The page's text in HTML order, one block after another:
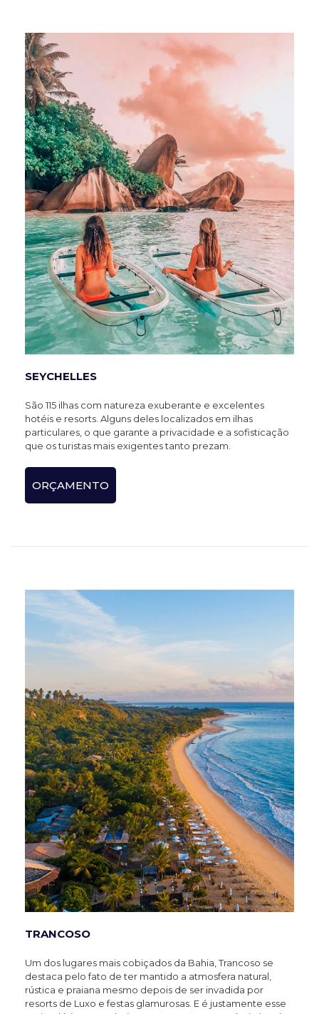
SEYCHELLES
São 115 ilhas com natureza exuberante e excelentes
hotéis e resorts. Alguns deles localizados em ilhas
particulares, o que garante a privacidade e a sofisticação
que os turistas mais exigentes tanto prezam.
ORÇAMENTO
TRANCOSO
Um dos lugares mais cobiçados da Bahia, Trancoso se
destaca pelo fato de ter mantido a atmosfera natural,
rústica e praiana mesmo depois de ser invadida por
resorts de Luxo e festas glamurosas. E é justamente esse